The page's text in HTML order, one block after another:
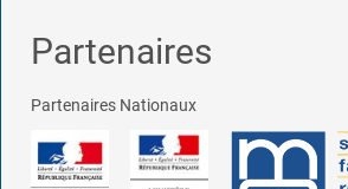
Partenaires
Partenaires Nationaux